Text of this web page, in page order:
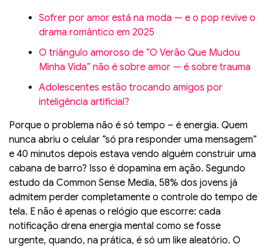
Sofrer por amor está na moda — e o pop revive o
drama romântico em 2025
O triângulo amoroso de “O Verão Que Mudou
Minha Vida” não é sobre amor — é sobre trauma
Adolescentes estão trocando amigos por
inteligência artificial?
Porque o problema não é só tempo – é energia. Quem
nunca abriu o celular “só pra responder uma mensagem”
e 40 minutos depois estava vendo alguém construir uma
cabana de barro? Isso é dopamina em ação. Segundo
estudo da Common Sense Media, 58% dos jovens já
admitem perder completamente o controle do tempo de
tela. E não é apenas o relógio que escorre: cada
notificação drena energia mental como se fosse
urgente, quando, na prática, é só um like aleatório. O